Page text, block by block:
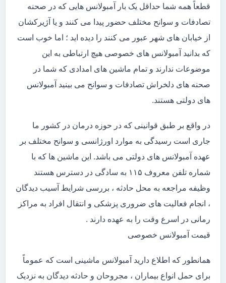
قطعاً همه شما حداقل یک بار آمبولانس هایی که در صحنه
تصادفات و سوانح مختلف حضور پیدا می کنند و یا آژیرکشان
از خیابان های شهر عبور می کنند را دیده اید ؛ اما خوب است
که بدانید آمبولانس های خصوصی هیچ ارتباطی به این
موضوعات ندارند و تمام ماشین های امدادی که شما در
صحنه های دلخراش تصادفات و سوانح می بینید آمبولانس
های دولتی هستند.
در واقع بر طبق قوانینی که در حوزه درمان در کشور ما
جاری است رسیدگی به موارد اورژانسی و سوانح مختلف بر
عهده آمبولانس های دولتی می باشد. این ماشین ها که با
شماره تلفن معروف ۱۱۵ به سادگی در دسترس هستند
وظیفه مراجعه به محل حادثه ، بررسی شرایط آسیب دیدگان
، انجام فعالیت های ضروری پزشکی و انتقال افراد به مراکز
رمانی در اسرع وقت را به عهده دارند .
قیمت آمبولانس خصوصی
همانطور که اطلاع دارید آمبولانس ماشینی است که عموماً
برای حمل انواع بیماران ، مجروحان و حادثه دیدگان به نزدیک